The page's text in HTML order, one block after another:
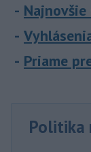
Najnovšie
Priame
Politika